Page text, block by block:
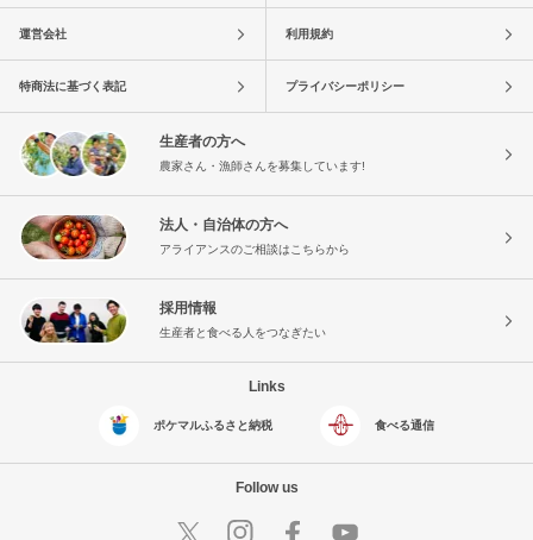
運営会社 利用規約
特商法に基づく表記 プライバシーポリシー
生産者の方へ
農家さん・漁師さんを募集しています!
法人・自治体の方へ
アライアンスのご相談はこちらから
採用情報
生産者と食べる人をつなぎたい
Links
ポケマルふるさと納税 食べる通信
Follow us